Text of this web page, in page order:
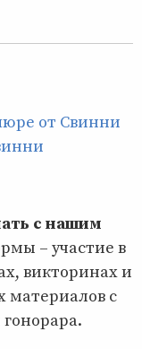
от Свинни
с нашим
– участие в
викторинах и
материалов с